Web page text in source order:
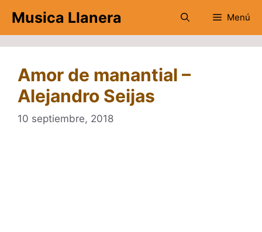
contenido
Musica Llanera Menú
Amor de manantial –
Alejandro Seijas
10 septiembre, 2018